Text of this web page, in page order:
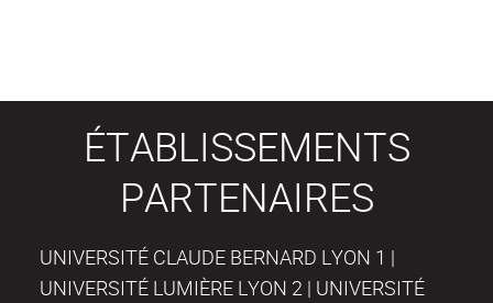
ÉTABLISSEMENTS
PARTENAIRES
UNIVERSITÉ CLAUDE BERNARD LYON 1 |
UNIVERSITÉ LUMIÈRE LYON 2 | UNIVERSITÉ